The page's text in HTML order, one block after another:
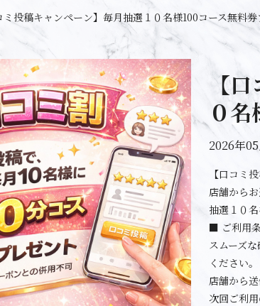
ミ投稿キャンペーン】毎月抽選１０名様100コース無料
【
０
2026年
【口コミ
店舗から
抽選１０
■ ご利用
スムーズ
ください。
店舗から
次回ご利用